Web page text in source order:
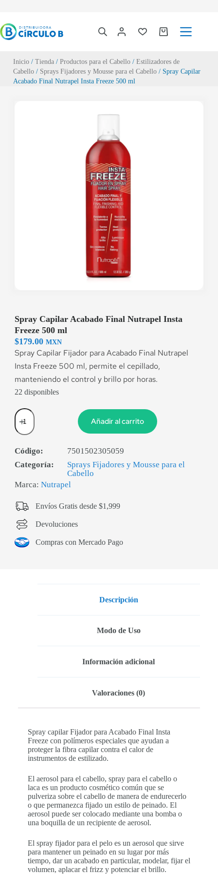
Inicio/ Tienda/ Productos para el Cabello/ Estilizadores de
Cabello/ Sprays Fijadores y Mousse para el Cabello/ Spray Capilar
Acabado Final Nutrapel Insta Freeze 500 ml
Spray Capilar Acabado Final Nutrapel Insta
Freeze 500 ml
$179.00 MXN
Spray Capilar Fijador para Acabado Final Nutrapel
Insta Freeze 500 ml, permite el cepillado,
manteniendo el control y brillo por horas.
22 disponibles
Añadir al carrito
Código:
7501502305059
Categoría:
Sprays Fijadores y Mousse para el
Cabello
Marca: Nutrapel
Envíos Gratis desde $1,999
Devoluciones
Compras con Mercado Pago
Descripción
Modo de Uso
Información adicional
Valoraciones (0)
Spray capilar Fijador para Acabado Final Insta
Freeze con polímeros especiales que ayudan a
proteger la fibra capilar contra el calor de
instrumentos de estilizado.
El aerosol para el cabello, spray para el cabello o
laca es un producto cosmético común que se
pulveriza sobre el cabello de manera de endurecerlo
o que permanezca fijado un estilo de peinado. El
aerosol puede ser colocado mediante una bomba o
una boquilla de un recipiente de aerosol.
El spray fijador para el pelo es un aerosol que sirve
para mantener un peinado en su lugar por más
tiempo, dar un acabado en particular, modelar, fijar el
volumen, aplacar el frizz y potenciar el brillo.